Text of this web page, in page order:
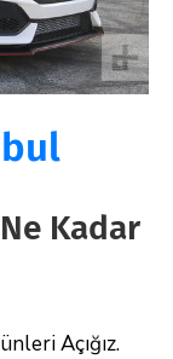
Kadar
Açığız.